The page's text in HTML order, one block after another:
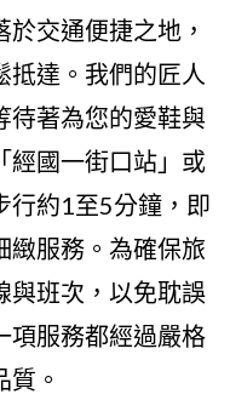
交通便捷之地，
抵達。我們的匠人
待著為您的愛鞋與
經國一街口站」或
行約1至5分鐘，即
緻服務。為確保旅
與班次，以免耽誤
項服務都經過嚴格
。